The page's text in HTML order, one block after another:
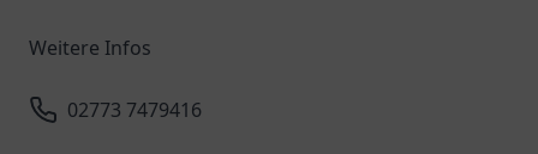
Weitere Infos
02773 7479416